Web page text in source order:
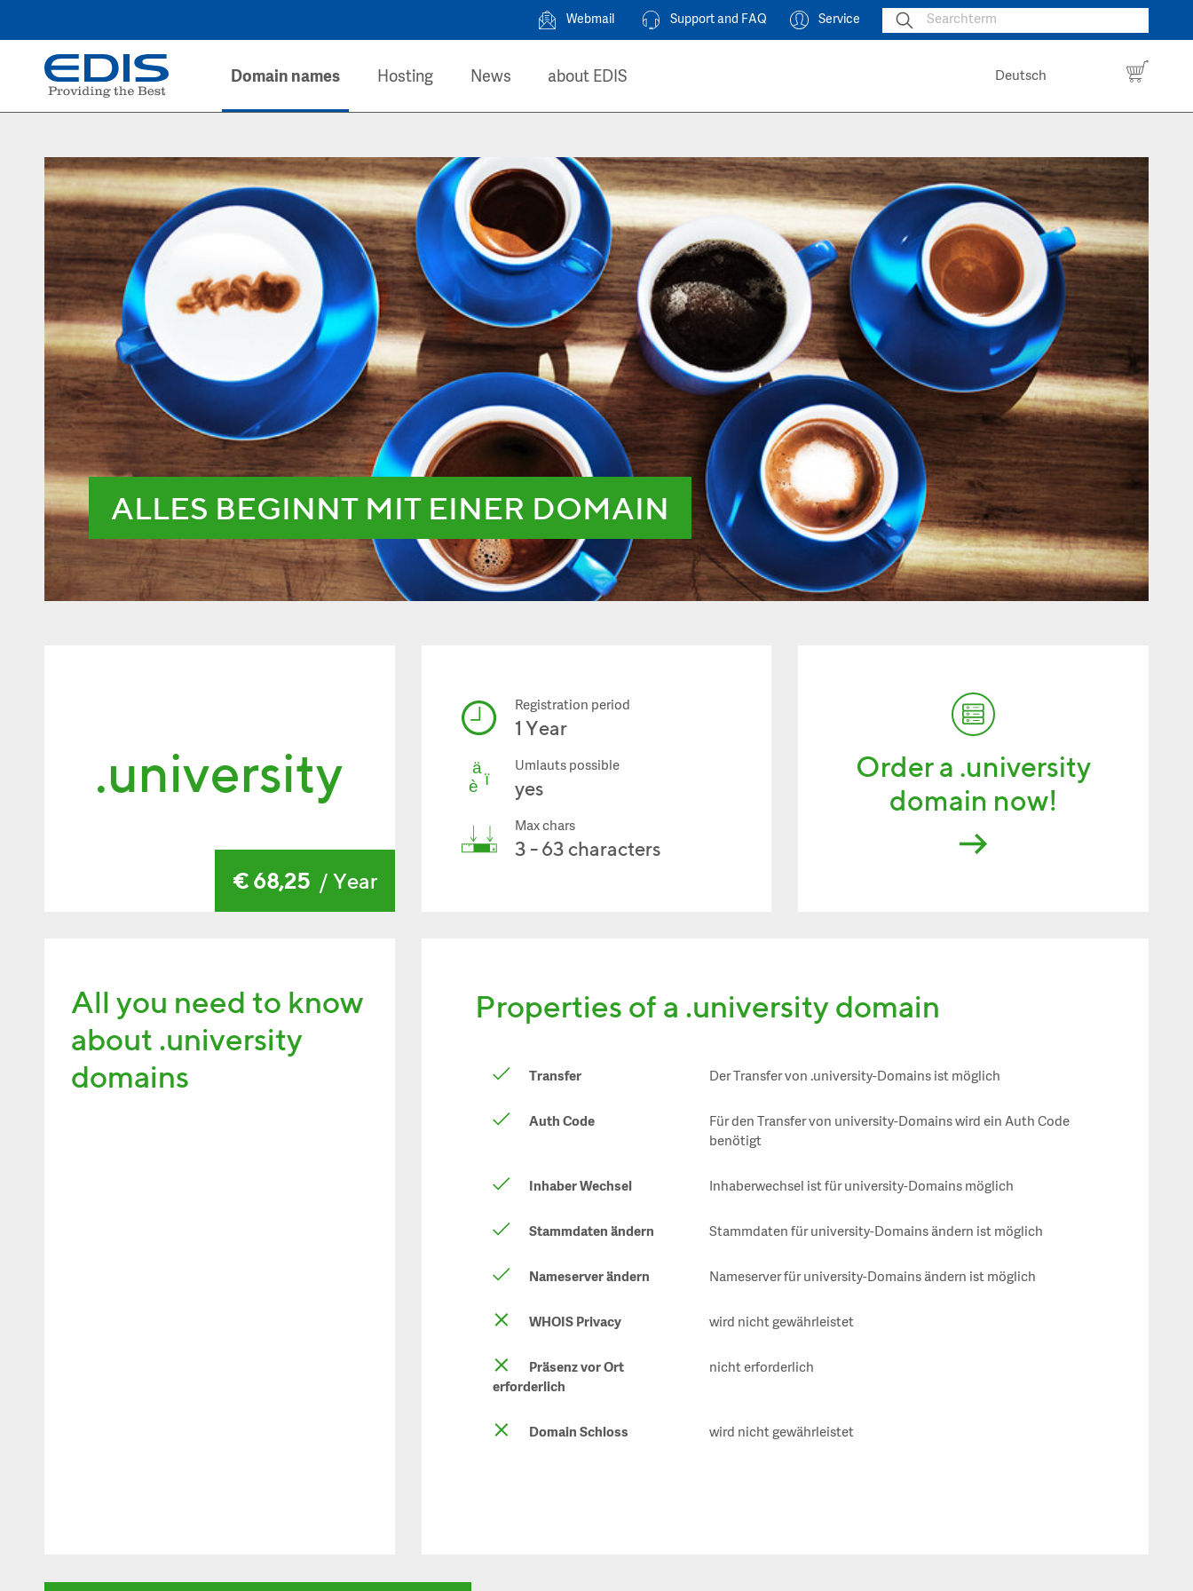
Webmail Support and FAQ Service
Domain names Hosting News about EDIS Deutsch
ALLES BEGINNT MIT EINER DOMAIN
.university
€ 68,25/ Year
Registration period
1 Year
Umlauts possible
yes
Max chars
3 - 63 characters
Order a .university
domain now!
All you need to know
about .university
domains
Properties of a .university domain
Transfer Der Transfer von .university-Domains ist möglich
Auth Code
Für den Transfer von university-Domains wird ein Auth Code
benötigt
Inhaber Wechsel Inhaberwechsel ist für university-Domains möglich
Stammdaten ändern Stammdaten für university-Domains ändern ist möglich
Nameserver ändern Nameserver für university-Domains ändern ist möglich
WHOIS Privacy wird nicht gewährleistet
Präsenz vor Ort
erforderlich
nicht erforderlich
Domain Schloss wird nicht gewährleistet